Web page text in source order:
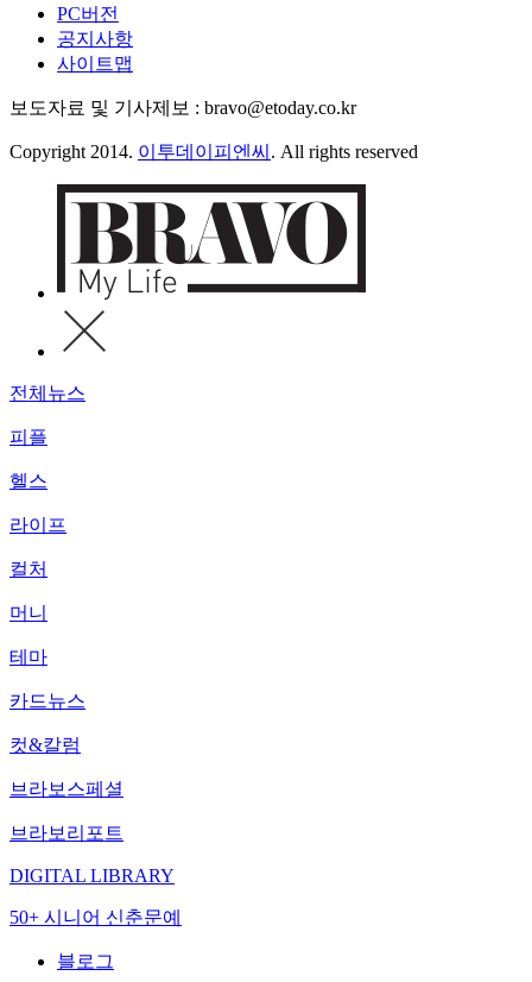
PC버전
공지사항
사이트맵
보도자료 및 기사제보 : bravo@etoday.co.kr
Copyright 2014. 이투데이피엔씨 . All rights reserved
전체뉴스
피플
헬스
라이프
컬처
머니
테마
카드뉴스
컷&칼럼
브라보스페셜
브라보리포트
DIGITAL LIBRARY
50+ 시니어 신춘문예
블로그